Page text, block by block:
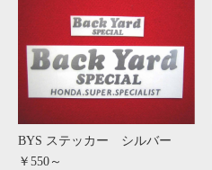
BYS ステッカー シルバー
￥550～